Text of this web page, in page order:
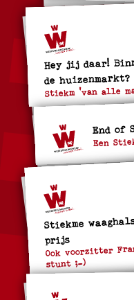
Hey jij daar!
de huizenmarkt?
Stiekm 'van alle
End of
Een
Stiekme
prijs
Ook voorzitter
stunt ;-)